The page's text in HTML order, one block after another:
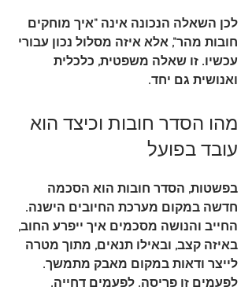
לכן השאלה הנכונה אינה "איך מוחקים
חובות מהר", אלא איזה מסלול נכון עבורי
עכשיו. זו שאלה משפטית, כלכלית
ואנושית גם יחד.
מהו הסדר חובות וכיצד הוא
עובד בפועל
בפשטות, הסדר חובות הוא הסכמה
חדשה במקום מערכת החיובים הישנה.
החייב והנושה מסכמים איך ייפרע החוב,
באיזה קצב, ובאילו תנאים, מתוך מטרה
לייצר ודאות במקום מאבק מתמשך.
לפעמים זו פריסה. לפעמים דחייה.